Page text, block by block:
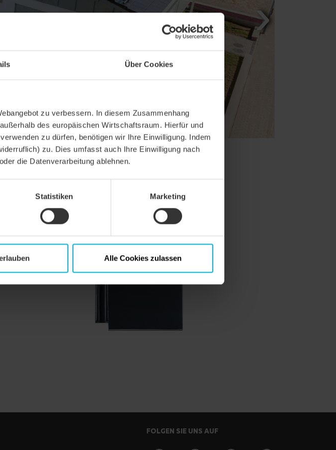
Über Cookies
zu verbessern. In diesem Zusammenhang
des europäischen Wirtschaftsraum. Hierfür und
zu dürfen, benötigen wir Ihre Einwilligung. Indem
zu. Dies umfasst auch Ihre Einwilligung nach
die Datenverarbeitung ablehnen.
Statistiken Marketing
Alle Cookies zulassen
FOLGEN SIE UNS AUF